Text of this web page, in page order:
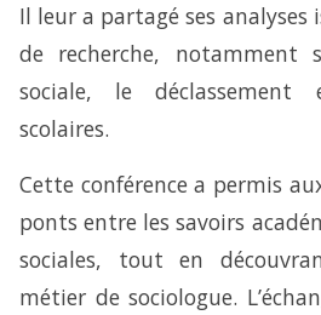
Il leur a partagé ses analyses
de recherche, notamment
sociale, le
scolaires.
Cette conférence a permis
ponts entre les savoirs
sociales, tout en
métier de sociologue.